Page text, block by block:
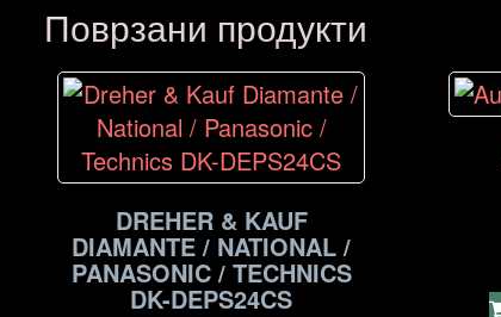
Поврзани продукти
DREHER & KAUF
DIAMANTE / NATIONAL /
PANASONIC / TECHNICS
DK-DEPS24CS